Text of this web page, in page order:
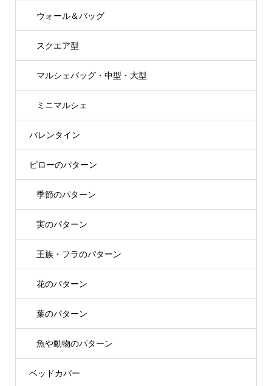
ウォール＆バッグ
スクエア型
マルシェバッグ・中型・大型
ミニマルシェ
バレンタイン
ピローのパターン
季節のパターン
実のパターン
王族・フラのパターン
花のパターン
葉のパターン
魚や動物のパターン
ベッドカバー